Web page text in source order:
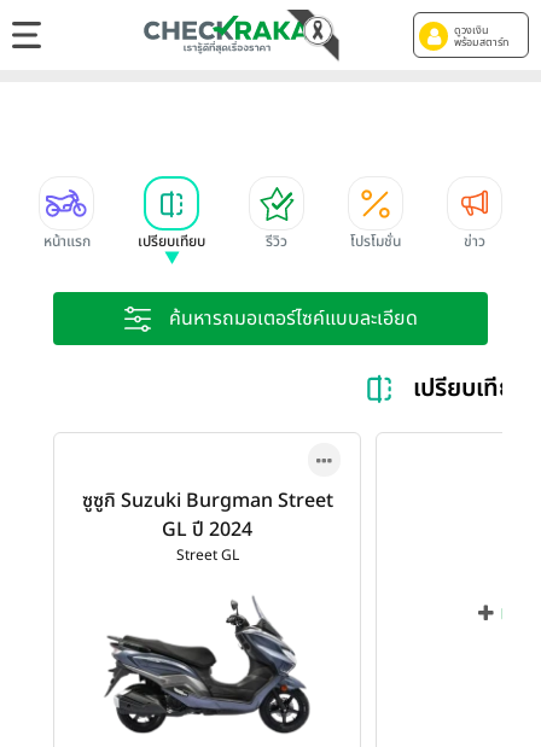
ดูวงเงิน
พร้อมสตาร์ท
หน้าแรก เปรียบเทียบ รีวิว โปรโมชั่น ข่าว
ค้นหารถมอเตอร์ไซค์แบบละเอียด
เปรียบเทีย
ซูซูกิ Suzuki Burgman Street
GL ปี 2024
Street GL
เพิ่